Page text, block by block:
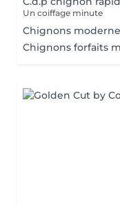
Un coiffage minute
Chignons moderne
Chignons forfaits